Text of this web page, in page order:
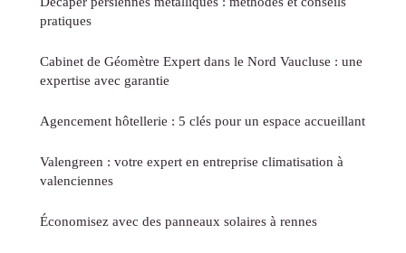
pratiques
Cabinet de Géomètre Expert dans le Nord Vaucluse : une
expertise avec garantie
Agencement hôtellerie : 5 clés pour un espace accueillant
Valengreen : votre expert en entreprise climatisation à
valenciennes
Économisez avec des panneaux solaires à rennes